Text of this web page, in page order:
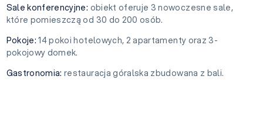
Sale konferencyjne: obiekt oferuje 3 nowoczesne sale,
które pomieszczą od 30 do 200 osób.
Pokoje:14 pokoi hotelowych, 2 apartamenty oraz 3-
pokojowy domek.
Gastronomia:restauracja góralska zbudowana z bali.